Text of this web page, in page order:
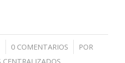
0 COMENTARIOS
/
POR